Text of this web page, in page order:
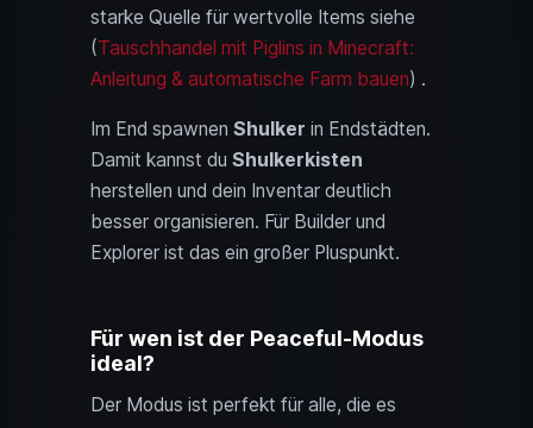
starke Quelle für wertvolle Items siehe
(Tauschhandel mit Piglins in Minecraft:
Anleitung & automatische Farm bauen) .
Im End spawnen Shulker in Endstädten.
Damit kannst du Shulkerkisten
herstellen und dein Inventar deutlich
besser organisieren. Für Builder und
Explorer ist das ein großer Pluspunkt.
Für wen ist der Peaceful-Modus
ideal?
Der Modus ist perfekt für alle, die es